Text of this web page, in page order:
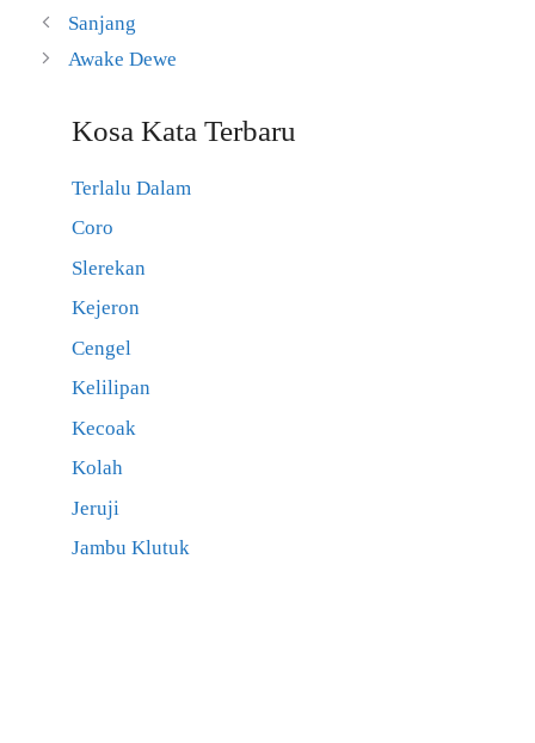
Sanjang
Awake Dewe
Kosa Kata Terbaru
Terlalu Dalam
Coro
Slerekan
Kejeron
Cengel
Kelilipan
Kecoak
Kolah
Jeruji
Jambu Klutuk